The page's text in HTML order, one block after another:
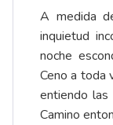
A medida
inquietud
noche
Ceno a toda
entiendo las
Camino